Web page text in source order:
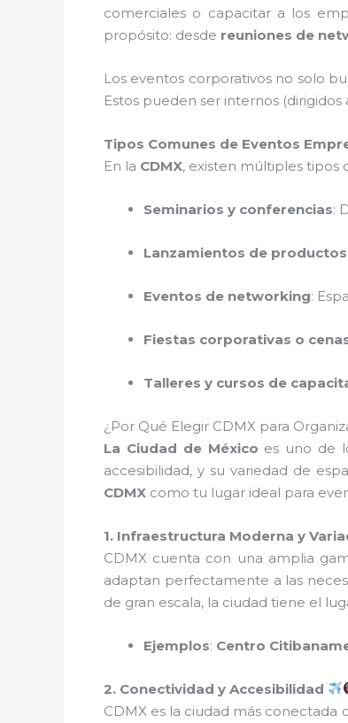
comerciales o capacitar a los
propósito: desde reuniones de
Los eventos corporativos no solo
Estos pueden ser internos
Tipos Comunes de Eventos
En la CDMX, existen múltiples tipos
Seminarios y conferencias:
Lanzamientos de
Eventos de networking:
Fiestas corporativas o
Talleres y cursos de
¿Por Qué Elegir CDMX para
La Ciudad de México es uno de
accesibilidad, y su variedad de
CDMX como tu lugar ideal para
1. Infraestructura Moderna y
CDMX cuenta con una amplia
adaptan perfectamente a las
de gran escala, la ciudad tiene el
Ejemplos: Centro
2. Conectividad y Accesibilidad
CDMX es la ciudad más conectada